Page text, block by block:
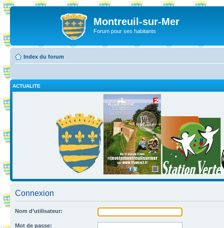
Montreuil-sur-Mer
Forum pour ses habitants
Index du forum
ACTUALITE
Connexion
Nom d’utilisateur:
Mot de passe: